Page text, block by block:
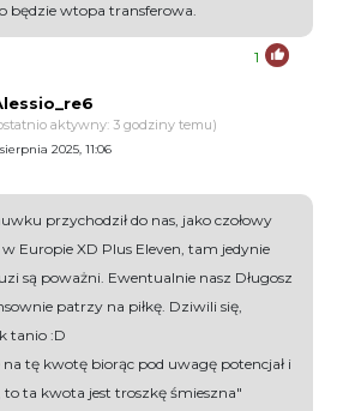
będzie wtopa transferowa.
1
aktywny: 3 godziny temu)
2025, 11:06
przychodził do nas, jako czołowy
Europie XD Plus Eleven, tam jedynie
są poważni. Ewentualnie nasz Długosz
patrzy na piłkę. Dziwili się,
tanio :D
tę kwotę biorąc pod uwagę potencjał i
to ta kwota jest troszkę śmieszna"